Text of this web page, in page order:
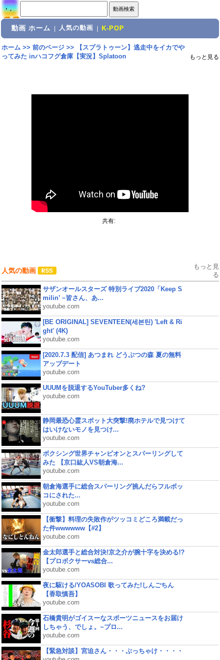
動画 ホーム 人気の動画 K-POP
ホーム>> 前のページ>>
【スプラトゥーン】逃走中をイカでや
ってみた inハコフグ倉庫【実況】Splatoon
もっと見る
共有:
人気の動画
もっと見
る
サザンオールスターズ 特別ライブ2020「Keep S
milin’ ~皆さん、あ...
youtube.com
[BE ORIGINAL] SEVENTEEN(세븐틴) 'Left & Ri
ght' (4K)
youtube.com
[2020.7.3 配信] あつまれ どうぶつの森 夏の無料
アップデート
youtube.com
UUUMを脱退するYouTuber多くね?
youtube.com
静岡最恐心霊スポット大突撃!廃ホテルで見つけて
はいけないモノを見つけ...
youtube.com
ボクシング世界チャンピオンとスパーリングして
みた 【京口紘人VS朝倉海...
youtube.com
朝倉海選手に総合スパーリング挑んだらフルボッ
コにされた...
youtube.com
【衝撃】料理の失敗作がツッコミどころ満載だっ
た件wwwwww【#2】
youtube.com
金太郎選手と総合対決!京之介が腕十字を決める!?
【プロボクサーvs総合...
youtube.com
夜に駆ける/YOASOBI 歌ってみた!しんごちん
【香取慎吾】
youtube.com
石橋貴明がゴイスーなスポーツニュースをお届け
しちゃう、でしょ。~プロ...
youtube.com
【緊急対談】宮迫さん・・・ぶっちゃけ・・・・